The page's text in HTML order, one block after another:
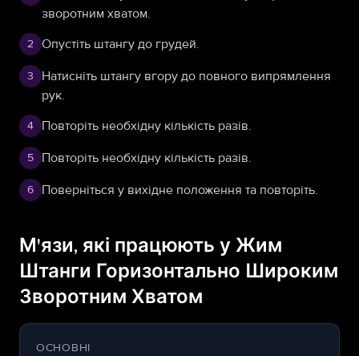
зворотним хватом.
2 Опустіть штангу до грудей.
3
Натисніть штангу вгору до повного випрямлення
рук.
4 Повторіть необхідну кількість разів.
5 Повторіть необхідну кількість разів.
6 Поверніться у вихідне положення та повторіть.
М'язи, які працюють у Жим
Штанги Горизонтально Широким
Зворотним Хватом
ОСНОВНІ